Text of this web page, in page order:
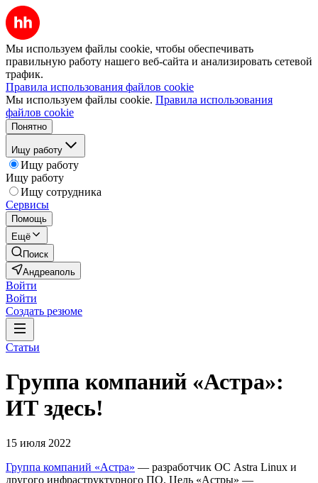
Мы используем файлы cookie, чтобы обеспечивать
правильную работу нашего веб-сайта и анализировать сетевой
трафик.
Правила использования файлов cookie
Мы используем файлы cookie. Правила использования
файлов cookie
Понятно
Ищу работу
Ищу работу
Ищу работу
Ищу сотрудника
Сервисы
Помощь
Ещё
Поиск
Андреаполь
Войти
Войти
Создать резюме
Статьи
Группа компаний «Астра»:
ИТ здесь!
15 июля 2022
Группа компаний «Астра» — разработчик ОС Astra Linux и
другого инфраструктурного ПО. Цель «Астры» —